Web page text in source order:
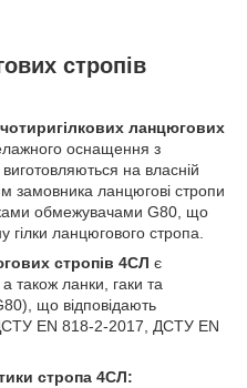
стропів
ланцюгових
оснащення з
на власній
замовника ланцюгові стропи
обмежувачами G80, що
гілки ланцюгового стропа.
стропів 4СЛ є
також ланки, гаки та
що відповідають
EN 818-2-2017, ДСТУ EN
стропа 4СЛ: